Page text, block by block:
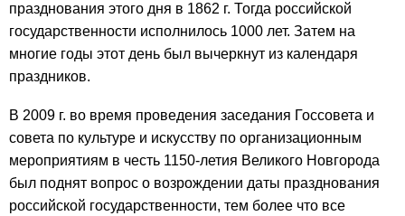
празднования этого дня в 1862 г. Тогда российской
государственности исполнилось 1000 лет. Затем на
многие годы этот день был вычеркнут из календаря
праздников.
В 2009 г. во время проведения заседания Госсовета и
совета по культуре и искусству по организационным
мероприятиям в честь 1150-летия Великого Новгорода
был поднят вопрос о возрождении даты празднования
российской государственности, тем более что все